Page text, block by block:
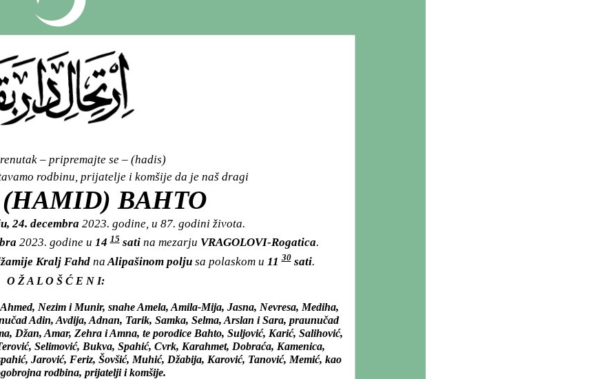
– pripremajte se – (hadis)
rodbinu, prijatelje i komšije da je naš dragi
BAHTO
24. decembra 2023. godine, u 87. godini života.
2023. godine u 1415satina mezarju VRAGOLOVI-Rogatica.
Kralj Fahd na Alipašinom poljusa polaskom u 1130sati.
O Ž A L O Š Ć E N I:
Nezim i Munir, snahe Amela, Amila-Mija, Jasna, Nevresa, Mediha,
Adin, Avdija, Adnan, Tarik, Samka, Selma, Arslan i Sara, praunučad
Džan, Amar, Zehra i Amna, te porodice Bahto, Suljović, Karić, Salihović,
Selimović, Bukva, Spahić, Cvrk, Karahmet, Dobraća, Kamenica,
Jarović, Feriz, Šovšić, Muhić, Džabija, Karović, Tanović, Memić, kao
rodbina, prijatelji i komšije.